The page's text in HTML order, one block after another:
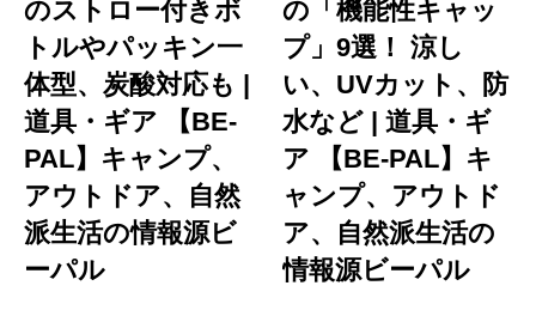
のストロー付きボ
トルやパッキン一
体型、炭酸対応も |
道具・ギア 【BE-
PAL】キャンプ、
アウトドア、自然
派生活の情報源ビ
ーパル
の「機能性キャッ
プ」9選！ 涼し
い、UVカット、防
水など | 道具・ギ
ア 【BE-PAL】キ
ャンプ、アウトド
ア、自然派生活の
情報源ビーパル